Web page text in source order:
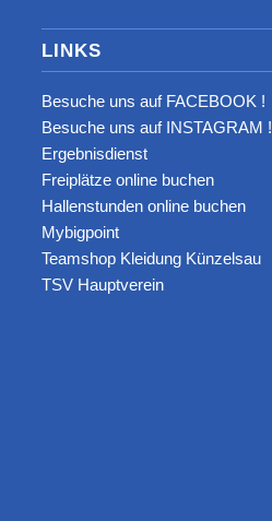
LINKS
Besuche uns auf FACEBOOK !
Besuche uns auf INSTAGRAM !
Ergebnisdienst
Freiplätze online buchen
Hallenstunden online buchen
Mybigpoint
Teamshop Kleidung Künzelsau
TSV Hauptverein